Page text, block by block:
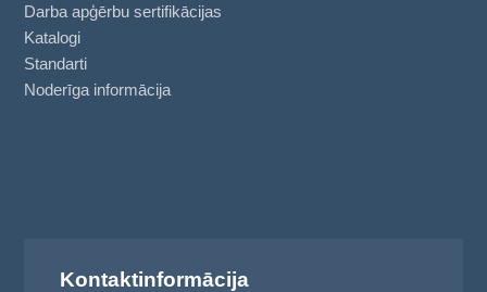
Darba apģērbu sertifikācijas
Katalogi
Standarti
Noderīga informācija
Kontaktinformācija